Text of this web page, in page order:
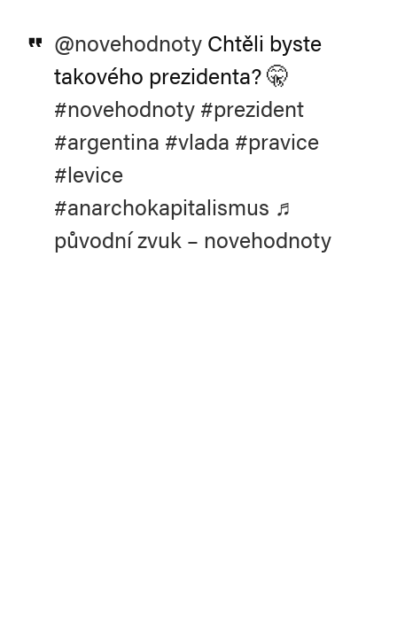
@novehodnotyChtěli byste
takového prezidenta? 🤫
#novehodnoty #prezident
#argentina #vlada #pravice
#levice
#anarchokapitalismus ♬
původní zvuk – novehodnoty